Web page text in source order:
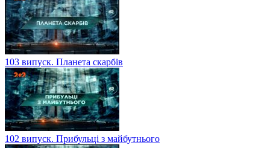
103 випуск. Планета скарбів
102 випуск. Прибульці з майбутнього